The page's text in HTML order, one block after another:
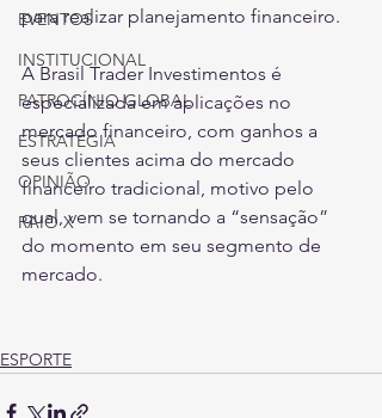
EVENTOS
INSTITUCIONAL
PATROCÍNIO GLOBAL
ESTRATÉGIA
OPINIÃO
RAIO X
para realizar planejamento financeiro.
A Brasil Trader Investimentos é
especializada em aplicações no
mercado financeiro, com ganhos a
seus clientes acima do mercado
financeiro tradicional, motivo pelo
qual, vem se tornando a “sensação”
do momento em seu segmento de
mercado.
ESPORTE